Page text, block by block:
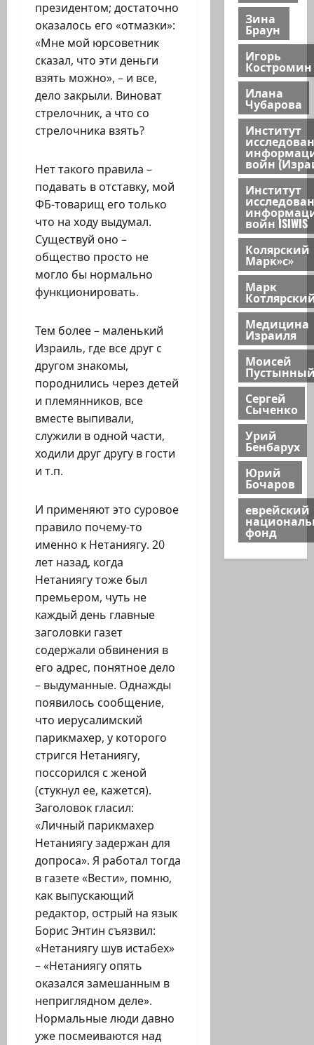
президентом; достаточно
оказалось его «отмазки»:
«Мне мой юрсоветник
сказал, что эти деньги
взять можно», – и все,
дело закрыли. Виноват
стрелочник, а что со
стрелочника взять?
Нет такого правила –
подавать в отставку, мой
ФБ-товарищ его только
что на ходу выдумал.
Существуй оно –
общество просто не
могло бы нормально
функционировать.
Тем более – маленький
Израиль, где все друг с
другом знакомы,
породнились через детей
и племянников, все
вместе выпивали,
служили в одной части,
ходили друг другу в гости
и т.п.
И применяют это суровое
правило почему-то
именно к Нетаниягу. 20
лет назад, когда
Нетаниягу тоже был
премьером, чуть не
каждый день главные
заголовки газет
содержали обвинения в
его адрес, понятное дело
– выдуманные. Однажды
появилось сообщение,
что иерусалимский
парикмахер, у которого
стригся Нетаниягу,
поссорился с женой
(стукнул ее, кажется).
Заголовок гласил:
«Личный парикмахер
Нетаниягу задержан для
допроса». Я работал тогда
в газете «Вести», помню,
как выпускающий
редактор, острый на язык
Борис Энтин съязвил:
«Нетаниягу шув истабех»
– «Нетаниягу опять
оказался замешанным в
неприглядном деле».
Нормальные люди давно
уже посмеиваются над
Зина
Браун
Игорь
Костромин
Илана
Чубарова
Институт
войн
Институт
войн ISIWIS
Колярский
Марк»с»
Марк
Медицина
Израиля
Моисей
Сергей
Сыченко
Урий
Бенбарух
Юрий
Бочаров
еврейский
фонд